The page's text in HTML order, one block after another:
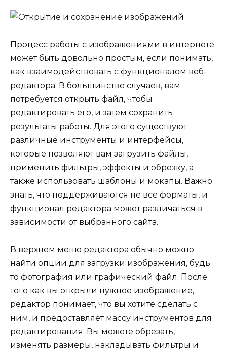
Процесс работы с изображениями в интернете
может быть довольно простым, если понимать,
как взаимодействовать с функционалом веб-
редактора. В большинстве случаев, вам
потребуется открыть файл, чтобы
редактировать его, и затем сохранить
результаты работы. Для этого существуют
различные инструменты и интерфейсы,
которые позволяют вам загрузить файлы,
применить фильтры, эффекты и обрезку, а
также использовать шаблоны и мокапы. Важно
знать, что поддерживаются не все форматы, и
функционал редактора может различаться в
зависимости от выбранного сайта.
В верхнем меню редактора обычно можно
найти опции для загрузки изображения, будь
то фотография или графический файл. После
того как вы открыли нужное изображение,
редактор понимает, что вы хотите сделать с
ним, и предоставляет массу инструментов для
редактирования. Вы можете обрезать,
изменять размеры, накладывать фильтры и